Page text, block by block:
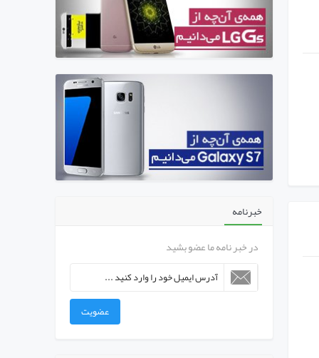
خبرنامه
در خبر نامه ما عضو بشید
عضویت